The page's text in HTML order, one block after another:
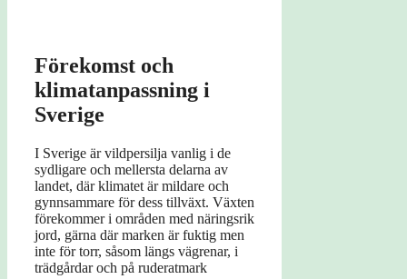
Förekomst och
klimatanpassning i
Sverige
I Sverige är vildpersilja vanlig i de
sydligare och mellersta delarna av
landet, där klimatet är mildare och
gynnsammare för dess tillväxt. Växten
förekommer i områden med näringsrik
jord, gärna där marken är fuktig men
inte för torr, såsom längs vägrenar, i
trädgårdar och på ruderatmark